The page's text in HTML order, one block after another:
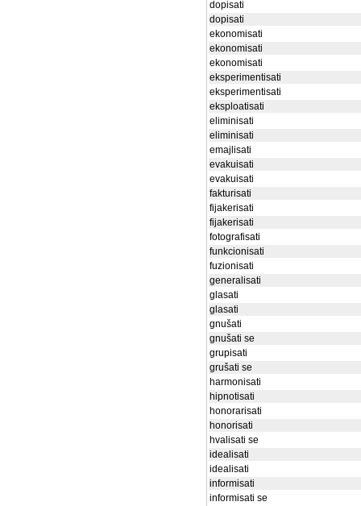
dopisati
dopisati
ekonomisati
ekonomisati
ekonomisati
eksperimentisati
eksperimentisati
eksploatisati
eliminisati
eliminisati
emajlisati
evakuisati
evakuisati
fakturisati
fijakerisati
fijakerisati
fotografisati
funkcionisati
fuzionisati
generalisati
glasati
glasati
gnušati
gnušati se
grupisati
grušati se
harmonisati
hipnotisati
honorarisati
honorisati
hvalisati se
idealisati
idealisati
informisati
informisati se